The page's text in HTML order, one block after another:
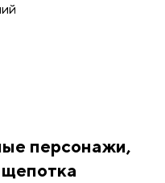
персонажи,